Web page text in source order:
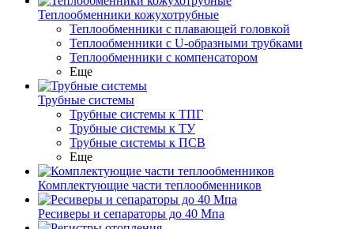
Теплообменники кожухотрубные
Теплообменники с плавающей головкой
Теплообменники с U-образными трубками
Теплообменники с компенсатором
Еще
Трубные системы
Трубные системы к ТПГ
Трубные системы к ТУ
Трубные системы к ПСВ
Еще
Комплектующие части теплообменников
Ресиверы и сепараторы до 40 Мпа